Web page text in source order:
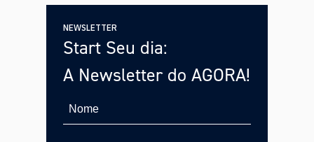
NEWSLETTER
Start Seu dia:
A Newsletter do AGORA!